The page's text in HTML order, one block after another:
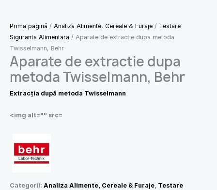
Prima pagină / Analiza Alimente, Cereale & Furaje / Testare
Siguranta Alimentara / Aparate de extractie dupa metoda
Twisselmann, Behr
Aparate de extractie dupa
metoda Twisselmann, Behr
Extracţia după metoda Twisselmann
<img alt="" src=
Categorii: Analiza Alimente, Cereale & Furaje, Testare